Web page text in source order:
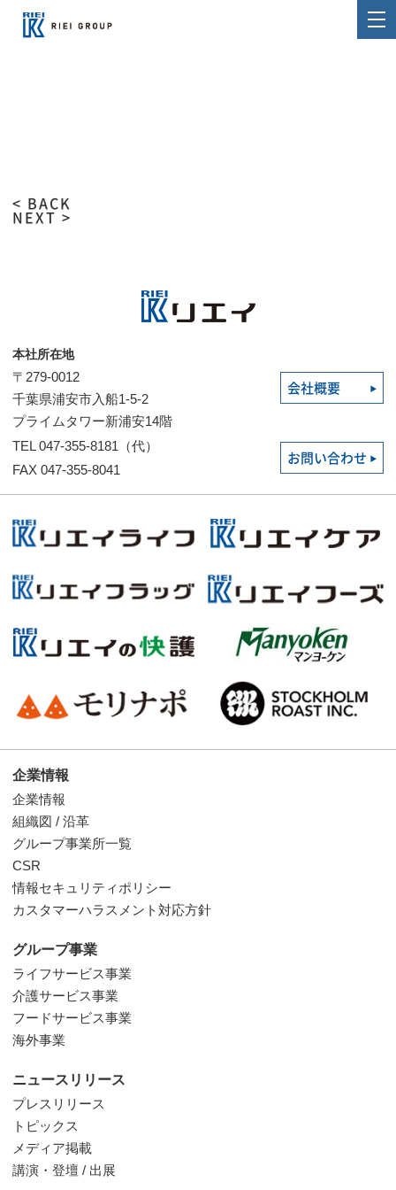
< BACK
NEXT >
本社所在地
〒279-0012
千葉県浦安市入船1-5-2
プライムタワー新浦安14階
会社概要
TEL 047-355-8181（代）
FAX 047-355-8041
お問い合わせ
企業情報
企業情報
組織図 / 沿革
グループ事業所一覧
CSR
情報セキュリティポリシー
カスタマーハラスメント対応方針
グループ事業
ライフサービス事業
介護サービス事業
フードサービス事業
海外事業
ニュースリリース
プレスリリース
トピックス
メディア掲載
講演・登壇 / 出展